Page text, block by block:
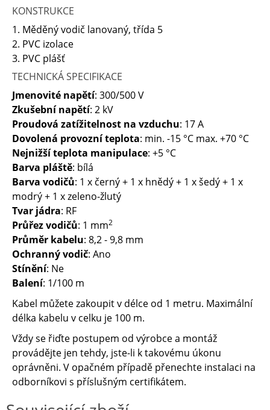
KONSTRUKCE
1. Měděný vodič lanovaný, třída 5
2. PVC izolace
3. PVC plášť
TECHNICKÁ SPECIFIKACE
Jmenovité napětí: 300/500 V
Zkušební napětí: 2 kV
Proudová zatížitelnost na vzduchu: 17 A
Dovolená provozní teplota: min. -15 °C max. +70 °C
Nejnižší teplota manipulace: +5 °C
Barva pláště: bílá
Barva vodičů: 1 x černý + 1 x hnědý + 1 x šedý + 1 x
modrý + 1 x zeleno-žlutý
Tvar jádra: RF
Průřez vodičů: 1 mm2
Průměr kabelu: 8,2 - 9,8 mm
Ochranný vodič: Ano
Stínění: Ne
Balení: 1/100 m
Kabel můžete zakoupit v délce od 1 metru. Maximální
délka kabelu v celku je 100 m.
Vždy se řiďte postupem od výrobce a montáž
provádějte jen tehdy, jste-li k takovému úkonu
oprávněni. V opačném případě přenechte instalaci na
odborníkovi s příslušným certifikátem.